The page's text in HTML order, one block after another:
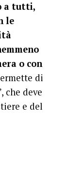
a tutti,
le
o con
di
che deve
e del